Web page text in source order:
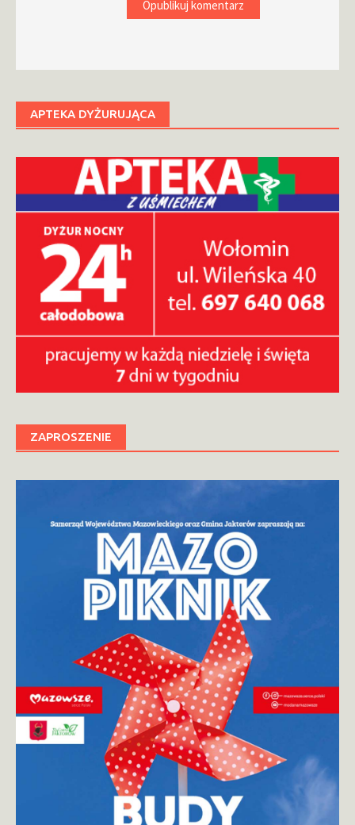
APTEKA DYŻURUJĄCA
ZAPROSZENIE